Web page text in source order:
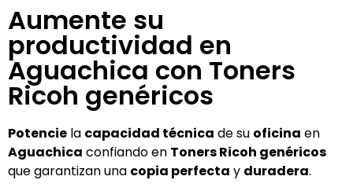
Aumente su
productividad en
Aguachica con Toners
Ricoh genéricos
Potencie la capacidad técnica de su oficina en
Aguachica confiando en Toners Ricoh genéricos
que garantizan una copia perfecta y duradera.